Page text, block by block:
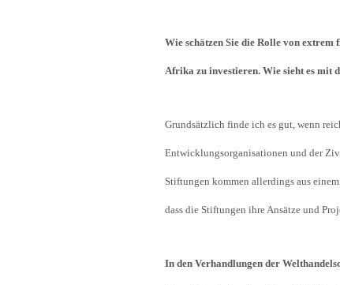
Wie schätzen Sie die Rolle von
Afrika zu investieren. Wie sieht es mit
Grundsätzlich finde ich es gut, wenn
Entwicklungsorganisationen und der
Stiftungen kommen allerdings aus
dass die Stiftungen ihre Ansätze und
In den Verhandlungen der